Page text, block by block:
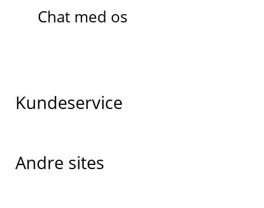
Chat med os
Kundeservice
Andre sites